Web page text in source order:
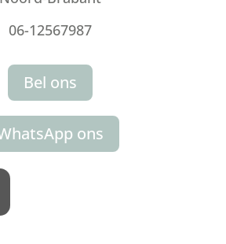
06-12567987
Bel ons
ons